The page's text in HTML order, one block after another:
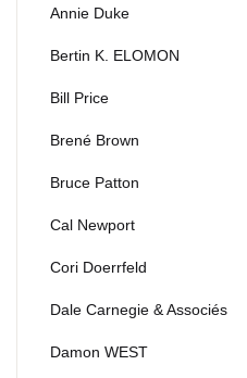
Annie Duke
Bertin K. ELOMON
Bill Price
Brené Brown
Bruce Patton
Cal Newport
Cori Doerrfeld
Dale Carnegie & Associés
Damon WEST